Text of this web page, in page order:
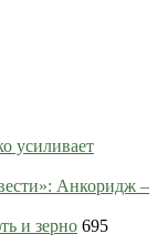
усиливает
Анкоридж –
и зерно 695